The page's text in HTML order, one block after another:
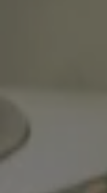
7 jan, 17:55
Licht aan het eind van de
7 jan, 17:46
Treinreiziger opnieuw de